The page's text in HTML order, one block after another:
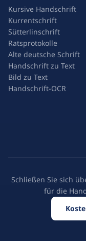
Kursive Handschrift
Kurrentschrift
Sütterlinschrift
Ratsprotokolle
Alte deutsche Schrift
Handschrift zu Text
Bild zu Text
Handschrift-OCR
Schließen Sie sich
für die